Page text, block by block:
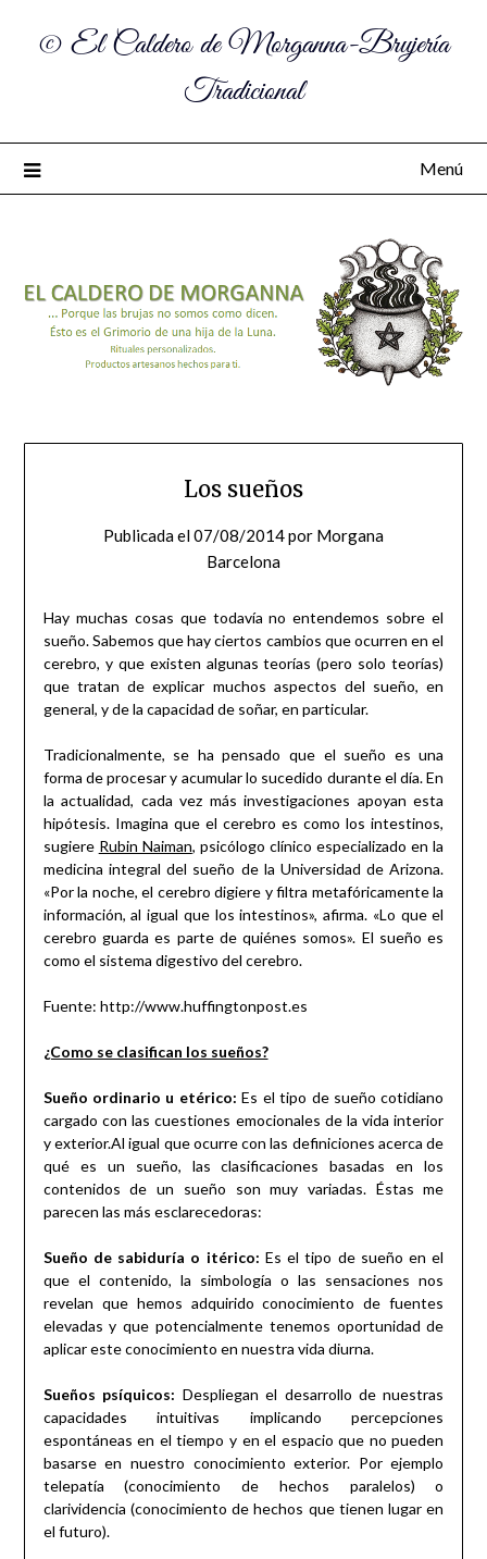
© El Caldero de Morganna-Brujería
Tradicional
Menú
Los sueños
Publicada el07/08/2014por Morgana
Barcelona
Hay muchas cosas que todavía no entendemos sobre el
sueño. Sabemos que hay ciertos cambios que ocurren en el
cerebro, y que existen algunas teorías (pero solo teorías)
que tratan de explicar muchos aspectos del sueño, en
general, y de la capacidad de soñar, en particular.
Tradicionalmente, se ha pensado que el sueño es una
forma de procesar y acumular lo sucedido durante el día. En
la actualidad, cada vez más investigaciones apoyan esta
hipótesis. Imagina que el cerebro es como los intestinos,
sugiere Rubin Naiman, psicólogo clínico especializado en la
medicina integral del sueño de la Universidad de Arizona.
«Por la noche, el cerebro digiere y filtra metafóricamente la
información, al igual que los intestinos», afirma. «Lo que el
cerebro guarda es parte de quiénes somos». El sueño es
como el sistema digestivo del cerebro.
Fuente: http://www.huffingtonpost.es
¿Como se clasifican los sueños?
Sueño ordinario u etérico: Es el tipo de sueño cotidiano
cargado con las cuestiones emocionales de la vida interior
y exterior.Al igual que ocurre con las definiciones acerca de
qué es un sueño, las clasificaciones basadas en los
contenidos de un sueño son muy variadas. Éstas me
parecen las más esclarecedoras:
Sueño de sabiduría o itérico: Es el tipo de sueño en el
que el contenido, la simbología o las sensaciones nos
revelan que hemos adquirido conocimiento de fuentes
elevadas y que potencialmente tenemos oportunidad de
aplicar este conocimiento en nuestra vida diurna.
Sueños psíquicos: Despliegan el desarrollo de nuestras
capacidades intuitivas implicando percepciones
espontáneas en el tiempo y en el espacio que no pueden
basarse en nuestro conocimiento exterior. Por ejemplo
telepatía (conocimiento de hechos paralelos) o
clarividencia (conocimiento de hechos que tienen lugar en
el futuro).